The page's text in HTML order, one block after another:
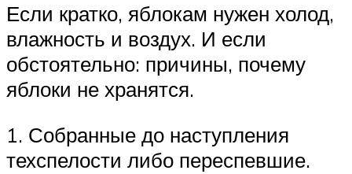
Если кратко, яблокам нужен холод,
влажность и воздух. И если
обстоятельно: причины, почему
яблоки не хранятся.
1. Собранные до наступления
техспелости либо переспевшие.